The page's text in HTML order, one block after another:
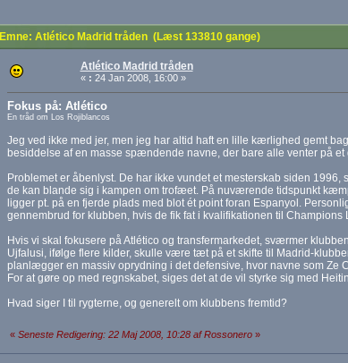
Emne: Atlético Madrid tråden (Læst 133810 gange)
Atlético Madrid tråden
« : 24 Jan 2008, 16:00 »
Fokus på: Atlético
En tråd om Los Rojiblancos
Jeg ved ikke med jer, men jeg har altid haft en lille kærlighed gemt
besiddelse af en masse spændende navne, der bare alle venter på et
Problemet er åbenlyst. De har ikke vundet et mesterskab siden
de kan blande sig i kampen om trofæet. På nuværende tidspunkt
ligger pt. på en fjerde plads med blot ét point foran Espanyol.
gennembrud for klubben, hvis de fik fat i kvalifikationen til Champions
Hvis vi skal fokusere på Atlético og transfermarkedet, sværmer
Ujfalusi, ifølge flere kilder, skulle være tæt på et skifte til Madrid-
planlægger en massiv oprydning i det defensive, hvor navne som Ze
For at gøre op med regnskabet, siges det at de vil styrke sig med
Hvad siger I til rygterne, og generelt om klubbens fremtid?
« Seneste Redigering: 22 Maj 2008, 10:28 af Rossonero»